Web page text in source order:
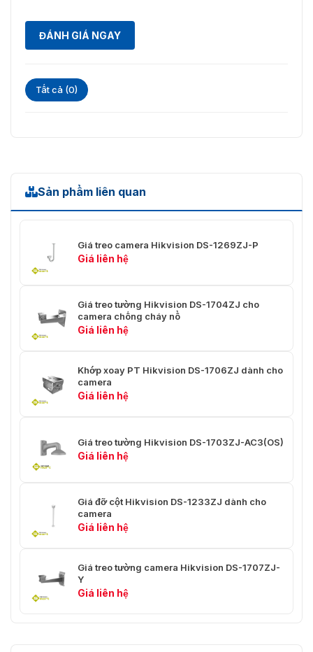
ĐÁNH GIÁ NGAY
Tất cả (0)
Sản phẩm liên quan
Giá treo camera Hikvision DS-1269ZJ-P
Giá liên hệ
Giá treo tường Hikvision DS-1704ZJ cho
camera chống cháy nổ
Giá liên hệ
Khớp xoay PT Hikvision DS-1706ZJ dành cho
camera
Giá liên hệ
Giá treo tường Hikvision DS-1703ZJ-AC3(OS)
Giá liên hệ
Giá đỡ cột Hikvision DS-1233ZJ dành cho
camera
Giá liên hệ
Giá treo tường camera Hikvision DS-1707ZJ-
Y
Giá liên hệ